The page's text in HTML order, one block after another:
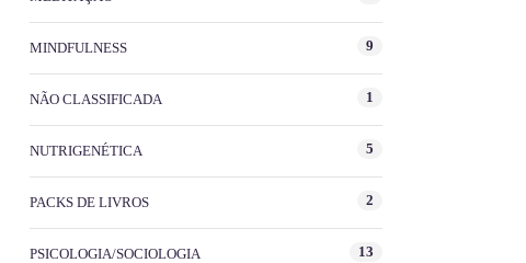
MINDFULNESS 9
NÃO CLASSIFICADA 1
NUTRIGENÉTICA 5
PACKS DE LIVROS 2
PSICOLOGIA/SOCIOLOGIA 13